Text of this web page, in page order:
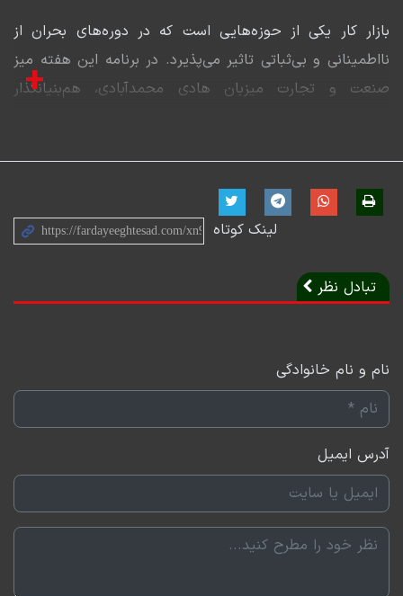
بازار کار یکی از حوزه‌هایی است که در دوره‌های بحران از
نااطمینانی و بی‌ثباتی تاثیر می‌پذیرد. در برنامه این هفته میز
صنعت و تجارت میزبان هادی محمدآبادی، هم‌بنیانگذار
داده‌های ارائه شده از سوی جاب‌ویژن (پلتفرم کاریابی
تخصصی کشور) نشان می‌دهد که جنگ باعث کاهش قابل
توجه تقاضای نیروی کار (فرصت‌های شغلی) و در عین حال
افزایش عرضه (ورود یا فعال شدن کارجویان) شده است؛ با
این حال، برخلاف تصور، بازار کار دچار توقف کامل نشده
فایل ارائه را اینجا ببینید
نسخه صوتی این برنامه را اینجا بشنوید:
36:57
Settings
PIP
Enter
fullscreen
+
لینک کوتاه
تبادل نظر
نام و نام خانوادگی
آدرس ایمیل